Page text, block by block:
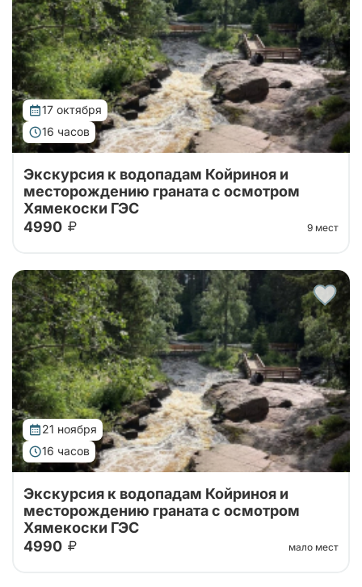
17 октября
16 часов
финские гидроэлектростанции и гранатовые копи.
Природа, история и минералы в насыщенном и
увлекательном маршруте.
Экскурсия к водопадам Койриноя и
месторождению граната с осмотром
Хямекоски ГЭС
4990
9 мест
21 ноября
16 часов
Экскурсия к водопадам Койриноя и
месторождению граната с осмотром
Хямекоски ГЭС
4990
мало мест